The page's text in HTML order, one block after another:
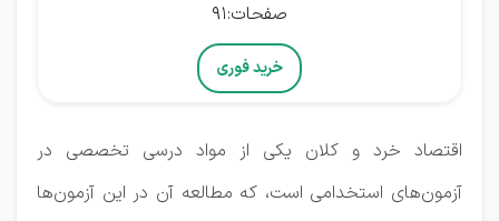
صفحات:91
خرید فوری
اقتصاد خرد و کلان یکی از مواد درسی تخصصی در
آزمون‌های استخدامی است، که مطالعه آن در این آزمون‌ها